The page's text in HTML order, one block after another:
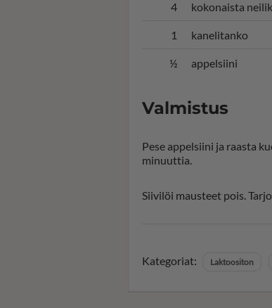
4 kokonaista
1 kanelitanko
½ appelsiini
Valmistus
Pese appelsiini ja raasta
minuuttia.
Siivilöi mausteet pois.
Kategoriat: Laktoositon